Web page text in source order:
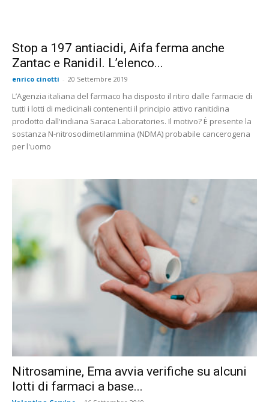
Stop a 197 antiacidi, Aifa ferma anche
Zantac e Ranidil. L’elenco...
enrico cinotti - 20 Settembre 2019
L’Agenzia italiana del farmaco ha disposto il ritiro dalle farmacie di
tutti i lotti di medicinali contenenti il principio attivo ranitidina
prodotto dall'indiana Saraca Laboratories. Il motivo? È presente la
sostanza N-nitrosodimetilammina (NDMA) probabile cancerogena
per l'uomo
Nitrosamine, Ema avvia verifiche su alcuni
lotti di farmaci a base...